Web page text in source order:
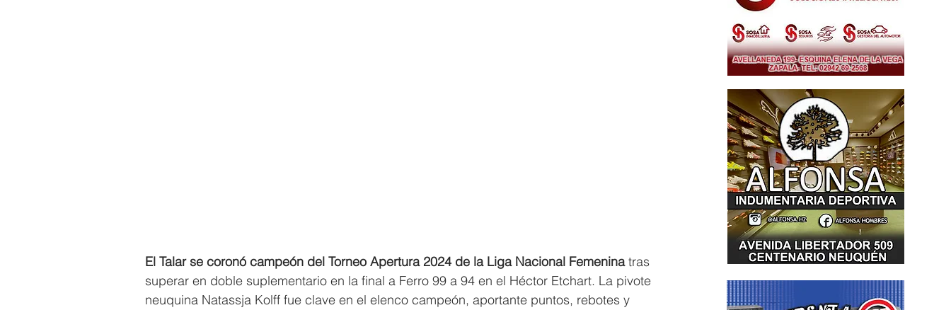
El Talar se coronó campeón del Torneo Apertura 2024 de la Liga Nacional Femenina tras
superar en doble suplementario en la final a Ferro 99 a 94 en el Héctor Etchart. La pivote
neuquina Natassja Kolff fue clave en el elenco campeón, aportante puntos, rebotes y